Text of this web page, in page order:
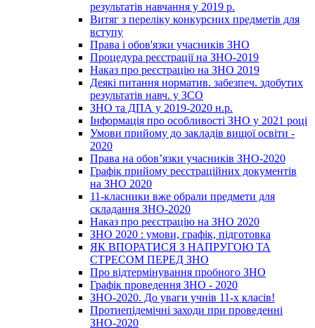
результатів навчання у 2019 р.
Витяг з переліку конкурсних предметів для
вступу
Права і обов'язки учасників ЗНО
Процедура реєстрації на ЗНО-2019
Наказ про реєстрацію на ЗНО 2019
Деякі питання норматив. забезпеч. здобутих
результатів навч. у ЗСО
ЗНО та ДПА у 2019-2020 н.р.
Інформація про особливості ЗНО у 2021 році
Умови прийому до закладів вищої освіти -
2020
Права на обов’язки учасників ЗНО-2020
Графік прийому реєстраційних документів
на ЗНО 2020
11-класники вже обрали предмети для
складання ЗНО-2020
Наказ про реєстрацію на ЗНО 2020
ЗНО 2020 : умови, графік, підготовка
ЯК ВПОРАТИСЯ З НАПРУГОЮ ТА
СТРЕСОМ ПЕРЕД ЗНО
Про відтермінування пробного ЗНО
Графік проведення ЗНО - 2020
ЗНО-2020. До уваги учнів 11-х класів!
Протиепідемічні заходи при проведенні
ЗНО-2020